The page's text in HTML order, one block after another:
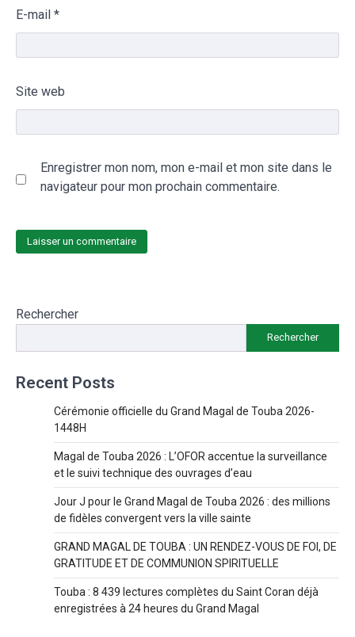
E-mail *
Site web
Enregistrer mon nom, mon e-mail et mon site dans le
navigateur pour mon prochain commentaire.
Rechercher
Rechercher
Recent Posts
Cérémonie officielle du Grand Magal de Touba 2026-
1448H
Magal de Touba 2026 : L’OFOR accentue la surveillance
et le suivi technique des ouvrages d’eau
Jour J pour le Grand Magal de Touba 2026 : des millions
de fidèles convergent vers la ville sainte
GRAND MAGAL DE TOUBA : UN RENDEZ-VOUS DE FOI, DE
GRATITUDE ET DE COMMUNION SPIRITUELLE
Touba : 8 439 lectures complètes du Saint Coran déjà
enregistrées à 24 heures du Grand Magal